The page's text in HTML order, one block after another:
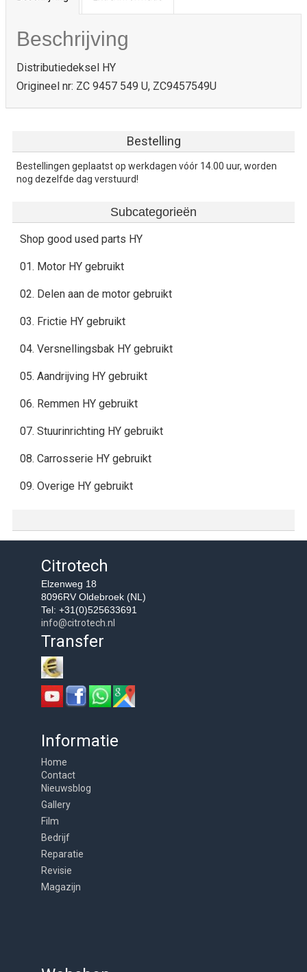
Beschrijving
Distributiedeksel HY
Origineel nr: ZC 9457 549 U, ZC9457549U
Bestelling
Bestellingen geplaatst op werkdagen vóór 14.00 uur, worden
nog dezelfde dag verstuurd!
Subcategorieën
Shop good used parts HY
01. Motor HY gebruikt
02. Delen aan de motor gebruikt
03. Frictie HY gebruikt
04. Versnellingsbak HY gebruikt
05. Aandrijving HY gebruikt
06. Remmen HY gebruikt
07. Stuurinrichting HY gebruikt
08. Carrosserie HY gebruikt
09. Overige HY gebruikt
Citrotech
Elzenweg 18
8096RV Oldebroek (NL)
Tel: +31(0)525633691
info@citrotech.nl
Transfer
Informatie
Home
Contact
Nieuwsblog
Gallery
Film
Bedrijf
Reparatie
Revisie
Magazijn